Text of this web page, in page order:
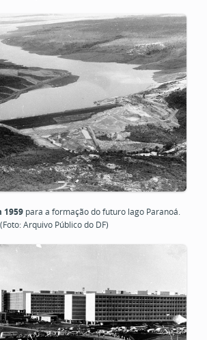
1959 para a formação do futuro lago Paranoá.
(Foto: Arquivo Público do DF)